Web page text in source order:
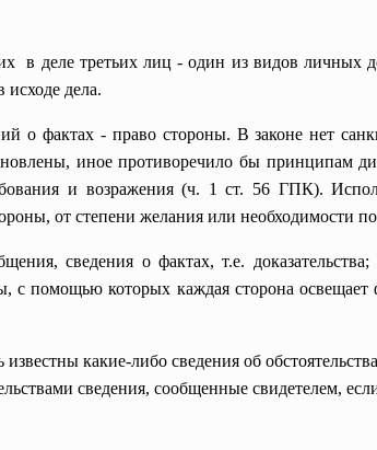
деле третьих лиц - один из видов личных
дела.
о фактах - право стороны. В законе нет
иное противоречило бы принципам
и возражения (ч. 1 ст. 56 ГПК).
от степени желания или необходимости
сведения о фактах, т.е.
помощью которых каждая сторона освещает
какие-либо сведения об
сведения, сообщенные свидетелем,